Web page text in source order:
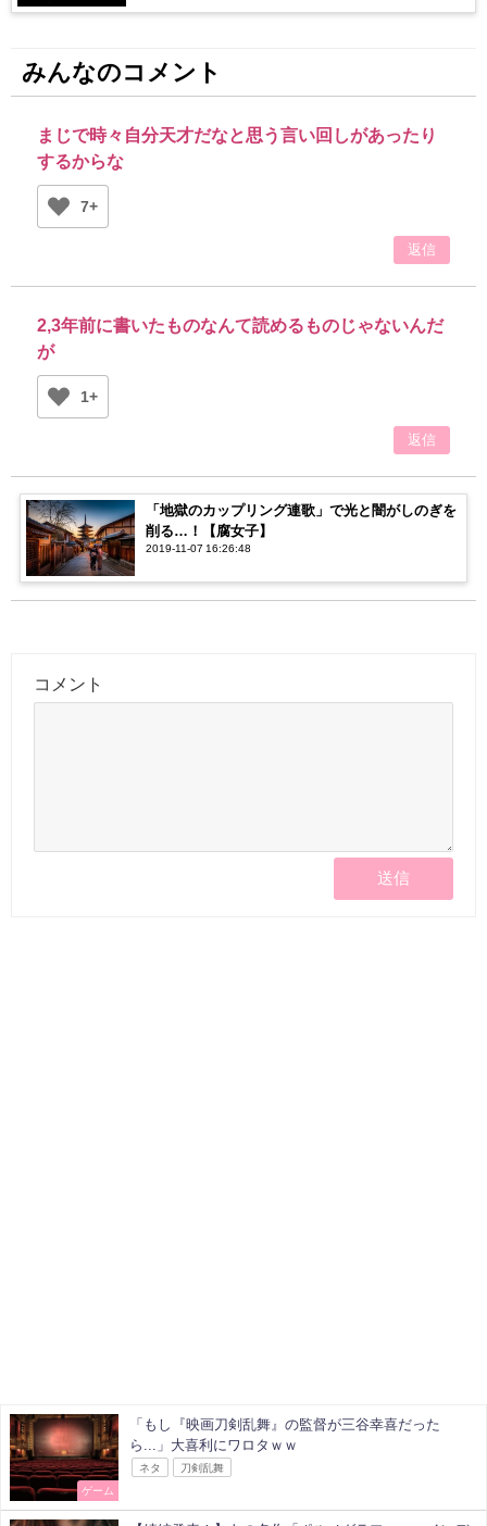
みんなのコメント
まじで時々自分天才だなと思う言い回しがあったり
するからな
7+
返信
2,3年前に書いたものなんて読めるものじゃないんだ
が
1+
返信
「地獄のカップリング連歌」で光と闇がしのぎを
削る…！【腐女子】
2019-11-07 16:26:48
コメント
ゲーム
「もし『映画刀剣乱舞』の監督が三谷幸喜だった
ら...」大喜利にワロタｗｗ
ネタ 刀剣乱舞